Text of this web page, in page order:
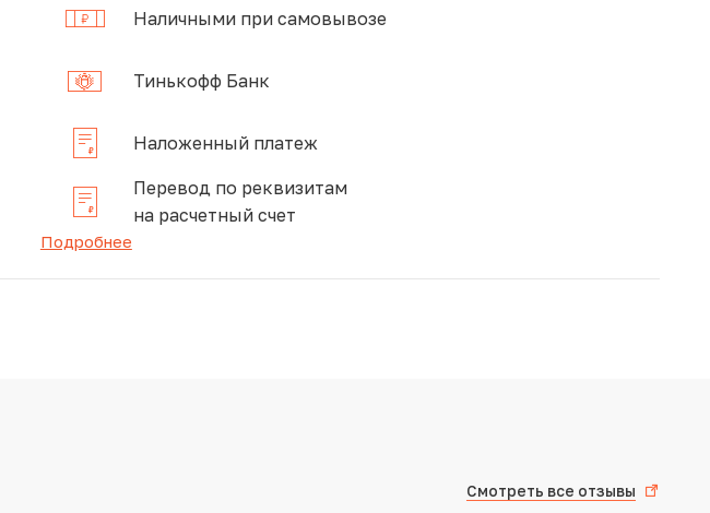
Наличными при самовывозе
Тинькофф Банк
Наложенный платеж
Перевод по реквизитам
на расчетный счет
Подробнее
Смотреть все отзывы